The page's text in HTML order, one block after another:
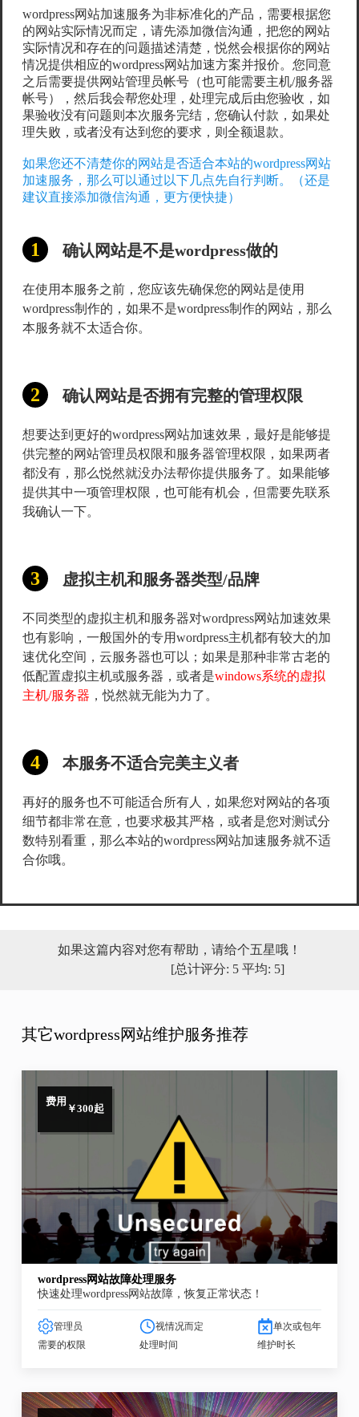
wordpress网站加速服务为非标准化的产品，需要根据您
的网站实际情况而定，请先添加微信沟通，把您的网站
实际情况和存在的问题描述清楚，悦然会根据你的网站
情况提供相应的wordpress网站加速方案并报价。您同意
之后需要提供网站管理员帐号（也可能需要主机/服务器
帐号），然后我会帮您处理，处理完成后由您验收，如
果验收没有问题则本次服务完结，您确认付款，如果处
理失败，或者没有达到您的要求，则全额退款。
如果您还不清楚你的网站是否适合本站的wordpress网站
加速服务，那么可以通过以下几点先自行判断。（还是
建议直接添加微信沟通，更方便快捷）
确认网站是不是wordpress做的
在使用本服务之前，您应该先确保您的网站是使用
wordpress制作的，如果不是wordpress制作的网站，那么
本服务就不太适合你。
确认网站是否拥有完整的管理权限
想要达到更好的wordpress网站加速效果，最好是能够提
供完整的网站管理员权限和服务器管理权限，如果两者
都没有，那么悦然就没办法帮你提供服务了。如果能够
提供其中一项管理权限，也可能有机会，但需要先联系
我确认一下。
虚拟主机和服务器类型/品牌
不同类型的虚拟主机和服务器对wordpress网站加速效果
也有影响，一般国外的专用wordpress主机都有较大的加
速优化空间，云服务器也可以；如果是那种非常古老的
低配置虚拟主机或服务器，或者是windows系统的虚拟
主机/服务器 ，悦然就无能为力了。
本服务不适合完美主义者
再好的服务也不可能适合所有人，如果您对网站的各项
细节都非常在意，也要求极其严格，或者是您对测试分
数特别看重，那么本站的wordpress网站加速服务就不适
合你哦。
如果这篇内容对您有帮助，请给个五星哦！
[总计评分: 5 平均: 5]
其它wordpress网站维护服务推荐
费用
￥300起
wordpress网站故障处理服务
快速处理wordpress网站故障，恢复正常状态！
管理员
需要的权限
视情况而定
处理时间
单次或包年
维护时长